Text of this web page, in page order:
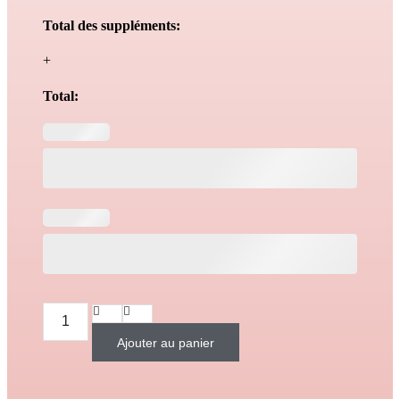
Total des suppléments:
+
Total:
Ajouter au panier